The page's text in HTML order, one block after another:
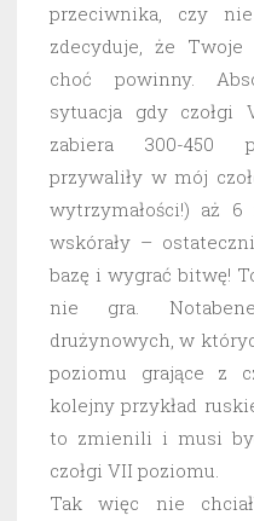
przeciwnika, czy
zdecyduje, że
choć powinny.
sytuacja gdy czołgi
zabiera 300-450
przywaliły w mój
wytrzymałości!) aż
wskórały –
bazę i wygrać bitwę!
nie gra.
drużynowych, w
poziomu grające z
kolejny przykład
to zmienili i musi
czołgi VII poziomu.
Tak więc nie